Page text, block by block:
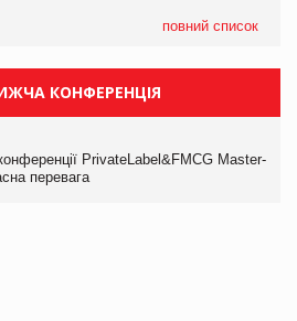
повний список
КОНФЕРЕНЦІЯ
PrivateLabel&FMCG Master-
перевага